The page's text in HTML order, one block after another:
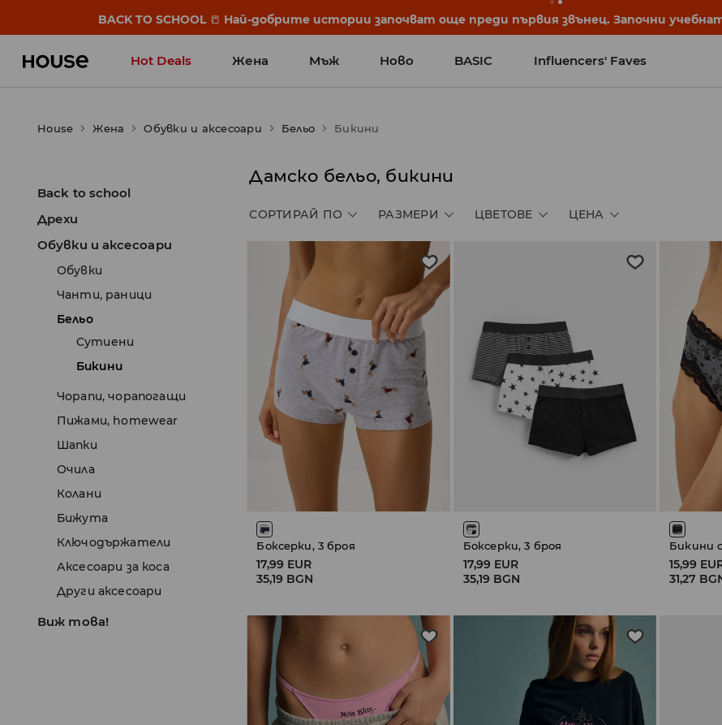
BACK TO SCHOOL 📒 Най-добрите истории започват още преди първия звънец. Започни
Hot Deals Жена Мъж Ново BASIC Influencers' Faves
House Жена Обувки и аксесоари Бельо Бикини
Back to school
Дрехи
Обувки и аксесоари
Обувки
Чанти, раници
Бельо
Сутиени
Бикини
Чорапи, чорапогащи
Пижами, homewear
Шапки
Очила
Колани
Бижута
Ключодържатели
Аксесоари за коса
Други аксесоари
Виж това!
Дамско бельо, бикини
СОРТИРАЙ ПО РАЗМЕРИ ЦВЕТОВЕ ЦЕНА
Боксерки, 3 броя
17,99 EUR
35,19 BGN
Боксерки, 3 броя
17,99 EUR
35,19 BGN
Бикини
15,99
31,27